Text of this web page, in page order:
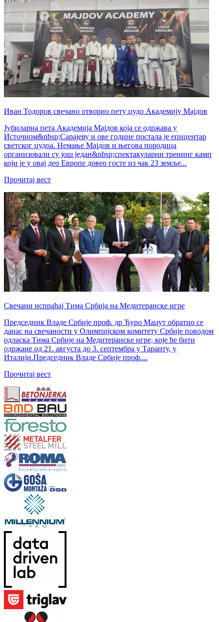
Иван Тодоров свечано отворио пету џудо Академију Мајдов
Јубиларна пета Академија Мајдов која се одржава у
Источном&nbsp;Сарајеву и ове године постала је епицентар
светског џудоа. Немање Мајдов и његова породица
организовали су још један&nbsp;спектакуларни тренинг камп
који је у овај део Европе довео госте из чак 23 земље...
Прочитај вест
Свечани испраћај Тима Србија на Медитеранске игре
Председник Владе Србије проф. др Ђуро Мацут обратио се
данас на свечаности у Олимпијском комитету Србије поводом
одласка Тима Србије на Медитеранске игре, које ће бити
одржане од 21. августа до 3. септембра у Таранту, у
Италији.Председник Владе Србије проф....
Прочитај вест